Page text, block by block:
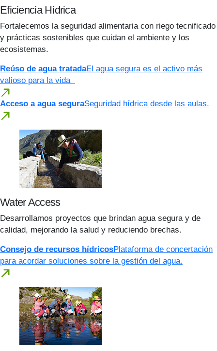
Eficiencia Hídrica
Fortalecemos la seguridad alimentaria con riego tecnificado
y prácticas sostenibles que cuidan el ambiente y los
ecosistemas.
Reúso de agua tratadaEl agua segura es el activo más
valioso para la vida
Acceso a agua seguraSeguridad hídrica desde las aulas.
Water Access
Desarrollamos proyectos que brindan agua segura y de
calidad, mejorando la salud y reduciendo brechas.
Consejo de recursos hídricosPlataforma de concertación
para acordar soluciones sobre la gestión del agua.